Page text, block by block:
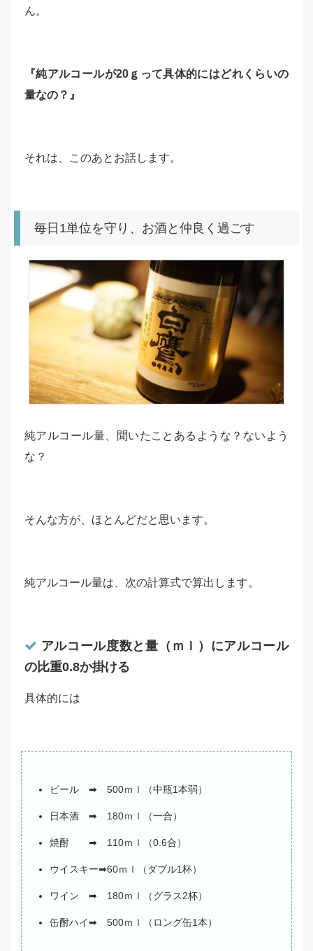
ん。
『純アルコールが20ｇって具体的にはどれくらいの
量なの？』
それは、このあとお話します。
毎日1単位を守り、お酒と仲良く過ごす
純アルコール量、聞いたことあるような？ないよう
な？
そんな方が、ほとんどだと思います。
純アルコール量は、次の計算式で算出します。
アルコール度数と量（ｍｌ）にアルコール
の比重0.8か掛ける
具体的には
ビール ➡ 500ｍｌ（中瓶1本弱）
日本酒 ➡ 180ｍｌ（一合）
焼酎 ➡ 110ｍｌ（0.6合）
ウイスキー➡60ｍｌ（ダブル1杯）
ワイン ➡ 180ｍｌ（グラス2杯）
缶酎ハイ➡ 500ｍｌ（ロング缶1本）